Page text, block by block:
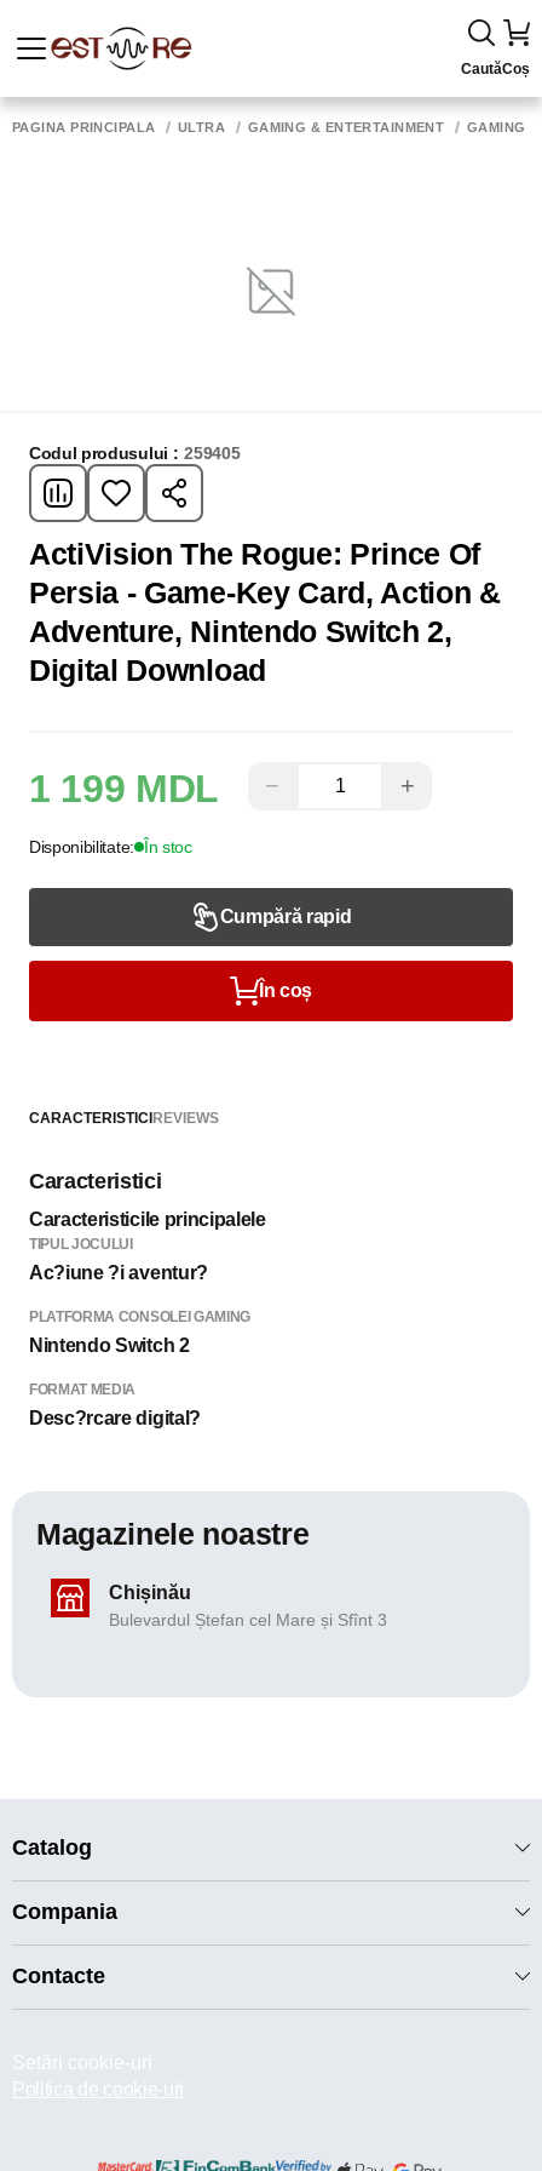
CautăCoș
PAGINA PRINCIPALĂ ULTRA GAMING & ENTERTAINMENT GAMING
Codul produsului : 259405
ActiVision The Rogue: Prince Of
Persia - Game-Key Card, Action &
Adventure, Nintendo Switch 2,
Digital Download
1 199 MDL − +
Disponibilitate: În stoc
Cumpără rapid
În coș
CARACTERISTICIREVIEWS
Caracteristici
Caracteristicile principalele
TIPUL JOCULUI
Ac?iune ?i aventur?
PLATFORMA CONSOLEI GAMING
Nintendo Switch 2
FORMAT MEDIA
Desc?rcare digital?
Magazinele noastre
Chișinău
Bulevardul Ștefan cel Mare și Sfînt 3
Catalog
Compania
Contacte
Setări cookie-uri
Politica de cookie-uri